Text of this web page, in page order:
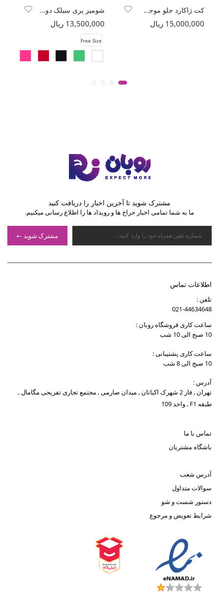
کت ژاکارد جلو موجی جیب فیلتو طرح بتجقه
15,000,000 ریال
شومیز پری سیلک دو جیب کد 6174
13,500,000 ریال
Free Size
مشترک شوید تا آخرین اخبار را دریافت کنید
ما به شما تمامی اخبار حراج ها و رویداد ها را اطلاع رسانی میکنیم.
مشترک شوید
اطلاعات تماس
تلفن :
021-44634648
ساعت کاری فروشگاه روبان :
10 صبح الی 10 شب
ساعت کاری پشتیبانی :
10 صبح الی 8 شب
آدرس :
تهران , فاز 2 شهرک اکباتان , میدان صارمی , مجتمع تجاری تفریحی مگامال ,
طبقه F1 , واحد 109
تماس با ما
باشگاه مشتریان
آدرس شعب
سوالات متداول
دستور شست و شو
شرایط تعویض و مرجوع